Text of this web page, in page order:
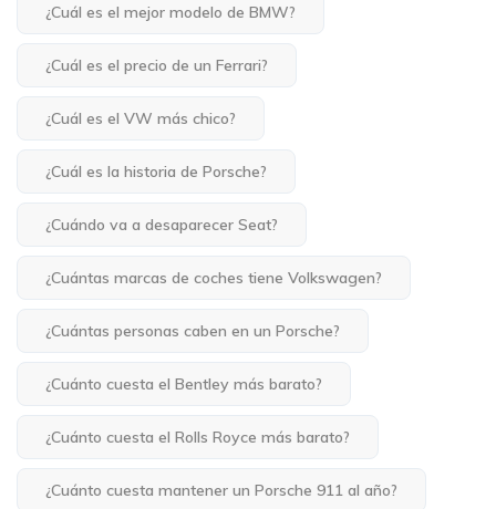
¿Cuál es el mejor modelo de BMW?
¿Cuál es el precio de un Ferrari?
¿Cuál es el VW más chico?
¿Cuál es la historia de Porsche?
¿Cuándo va a desaparecer Seat?
¿Cuántas marcas de coches tiene Volkswagen?
¿Cuántas personas caben en un Porsche?
¿Cuánto cuesta el Bentley más barato?
¿Cuánto cuesta el Rolls Royce más barato?
¿Cuánto cuesta mantener un Porsche 911 al año?